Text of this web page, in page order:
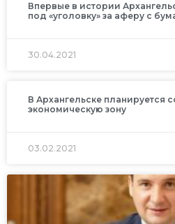
Впервые в истории
под «уголовку» за аферу с
30.04.2021
В Архангельске планируется
экономическую зону
03.02.2021